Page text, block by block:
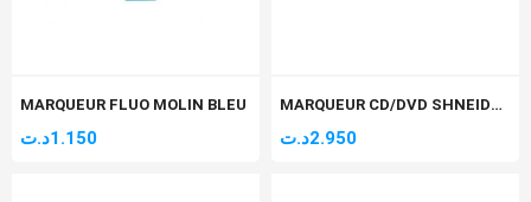
MARQUEUR FLUO MOLIN BLEU
1.150د.ت
MARQUEUR CD/DVD SHNEIDER 222 FINE 0,7MM NOIR
2.950د.ت